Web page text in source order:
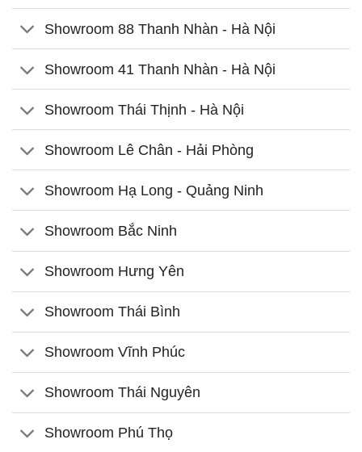
Showroom 88 Thanh Nhàn - Hà Nội
Showroom 41 Thanh Nhàn - Hà Nội
Showroom Thái Thịnh - Hà Nội
Showroom Lê Chân - Hải Phòng
Showroom Hạ Long - Quảng Ninh
Showroom Bắc Ninh
Showroom Hưng Yên
Showroom Thái Bình
Showroom Vĩnh Phúc
Showroom Thái Nguyên
Showroom Phú Thọ